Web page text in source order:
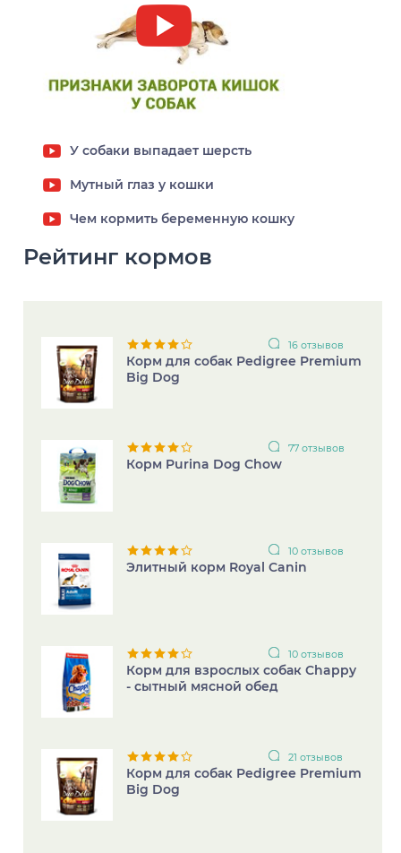
У собаки выпадает шерсть
Мутный глаз у кошки
Чем кормить беременную кошку
Рейтинг кормов
16 отзывов
Корм для собак Pedigree Premium
Big Dog
77 отзывов
Корм Purina Dog Chow
10 отзывов
Элитный корм Royal Canin
10 отзывов
Корм для взрослых собак Chappy
- сытный мясной обед
21 отзывов
Корм для собак Pedigree Premium
Big Dog